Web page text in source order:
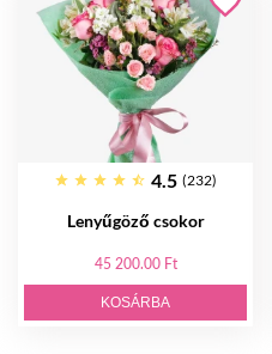
4.5 (232)
Lenyűgöző csokor
45 200.00 Ft
KOSÁRBA